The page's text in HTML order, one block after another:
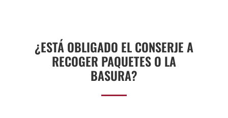
¿ESTÁ OBLIGADO EL CONSERJE A
RECOGER PAQUETES O LA
BASURA?